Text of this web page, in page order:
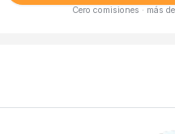
Cero comisiones · más